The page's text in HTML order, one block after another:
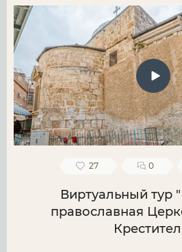
27 0
Виртуальный тур
православная